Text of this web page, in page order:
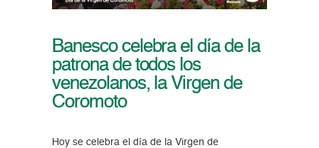
Banesco celebra el día de la
patrona de todos los
venezolanos, la Virgen de
Coromoto
Hoy se celebra el día de la Virgen de